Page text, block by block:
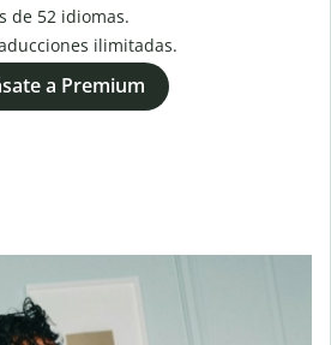
de 52 idiomas.
ilimitadas.
a Premium